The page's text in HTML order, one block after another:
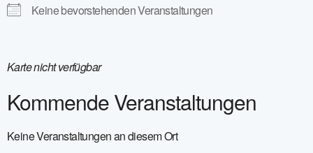
Keine bevorstehenden Veranstaltungen
Karte nicht verfügbar
Kommende Veranstaltungen
Keine Veranstaltungen an diesem Ort